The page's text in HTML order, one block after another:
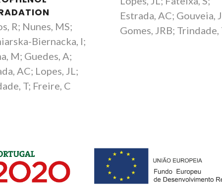
Tito Trindade
Professor Catedrático
R; Nunes, MS;
Biernacka, I;
M; Guedes, A;
AC; Lopes, JL;
T; Freire, C
Estrada, AC; Gouveia,
Gomes, JRB; Trindade,